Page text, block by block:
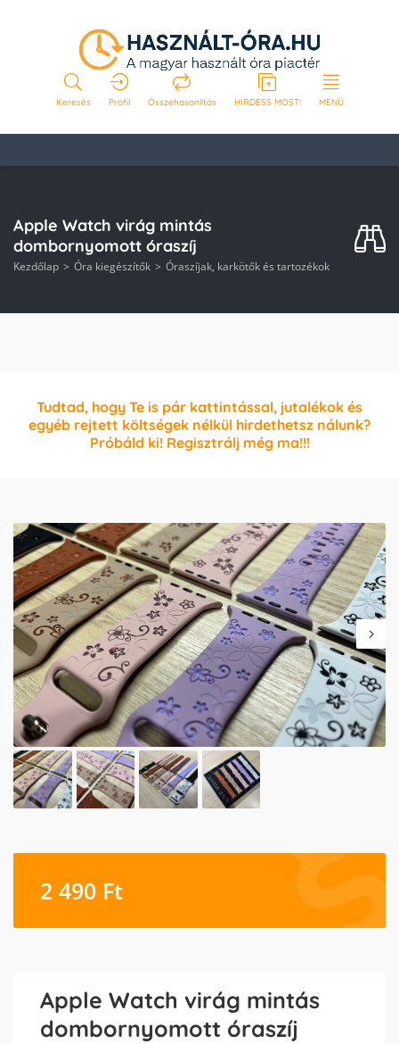
Keresés Profil Összehasonlítás HIRDESS MOST! MENÜ
Apple Watch virág mintás
dombornyomott óraszíj
Kezdőlap Óra kiegészítők Óraszíjak, karkötők és tartozékok
Tudtad, hogy Te is pár kattintással, jutalékok és
egyéb rejtett költségek nélkül hirdethetsz nálunk?
Próbáld ki! Regisztrálj még ma!!!
2 490 Ft
Apple Watch virág mintás
dombornyomott óraszíj